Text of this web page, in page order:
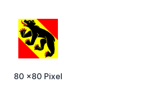
80 x80 Pixel